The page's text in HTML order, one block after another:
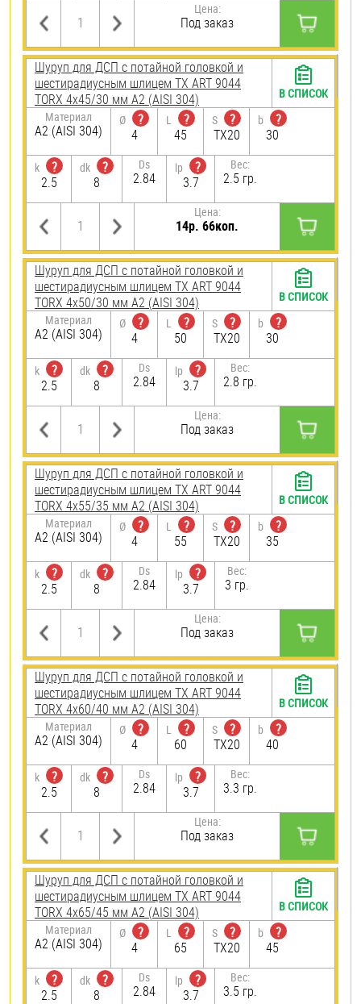
Цена:
Под заказ
Шуруп для ДСП с потайной головкой и
шестирадиусным шлицем TX ART 9044
TORX 4х45/30 мм А2 (AISI 304)
Материал
А2 (AISI 304)
Ø
?
4
L
?
45
S
?
TX20
b
?
30
k
?
2.5
dk
?
8
Ds
2.84
lp
?
3.7
Вес:
2.5 гр.
Цена:
14р. 66коп.
В СПИСОК
Шуруп для ДСП с потайной головкой и
шестирадиусным шлицем TX ART 9044
TORX 4х50/30 мм А2 (AISI 304)
Материал
А2 (AISI 304)
Ø
?
4
L
?
50
S
?
TX20
b
?
30
k
?
2.5
dk
?
8
Ds
2.84
lp
?
3.7
Вес:
2.8 гр.
Цена:
Под заказ
В СПИСОК
Шуруп для ДСП с потайной головкой и
шестирадиусным шлицем TX ART 9044
TORX 4х55/35 мм А2 (AISI 304)
Материал
А2 (AISI 304)
Ø
?
4
L
?
55
S
?
TX20
b
?
35
k
?
2.5
dk
?
8
Ds
2.84
lp
?
3.7
Вес:
3 гр.
Цена:
Под заказ
В СПИСОК
Шуруп для ДСП с потайной головкой и
шестирадиусным шлицем TX ART 9044
TORX 4х60/40 мм А2 (AISI 304)
Материал
А2 (AISI 304)
Ø
?
4
L
?
60
S
?
TX20
b
?
40
k
?
2.5
dk
?
8
Ds
2.84
lp
?
3.7
Вес:
3.3 гр.
Цена:
Под заказ
В СПИСОК
Шуруп для ДСП с потайной головкой и
шестирадиусным шлицем TX ART 9044
TORX 4х65/45 мм А2 (AISI 304)
Материал
А2 (AISI 304)
Ø
?
4
L
?
65
S
?
TX20
b
?
45
k
?
2.5
dk
?
8
Ds
2.84
lp
?
3.7
Вес:
3.5 гр.
В СПИСОК